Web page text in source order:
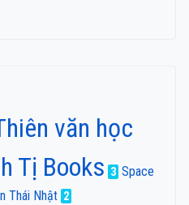
văn học
Tị Books 3 Space
Thái Nhật 2